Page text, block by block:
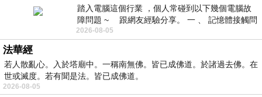
踏入電腦這個行業 ，個人常碰到以下幾個電腦故
障問題 ~ 跟網友經驗分享。 一 、 記憶體接觸問
題 : 記憶體即
2026-08-05
法華經
若人散亂心。入於塔廟中。一稱南無佛。皆已成佛道。於諸過去佛。在
世或滅度。若有聞是法。皆已成佛道。
2026-08-05